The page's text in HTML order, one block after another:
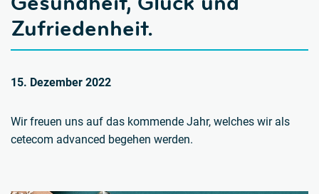
Zufriedenheit.
15. Dezember 2022
Wir freuen uns auf das kommende Jahr, welches wir als
cetecom advanced begehen werden.